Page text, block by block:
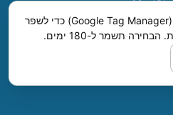
סדן, רחוב לילינבלום, כפר סבא.
אנחנו משתמשים בכלי מדידה (Google Tag Manager) כדי לשפר
הבחירה תשמר ל-180 ימים.